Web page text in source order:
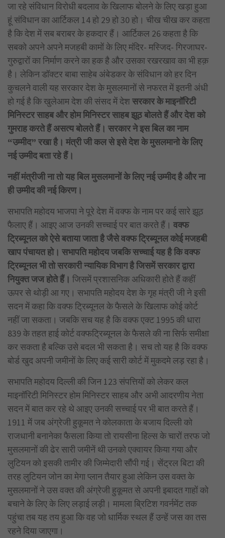
जा रहे संविधान विरोधी बदलाव के खिलाफ बोलने के लिए खड़ा हुआ
हूं संविधान का आर्टिकल 14 हो 29 हो 30 हो। चीख चीख कर कहता
है कि देश में सब बराबर के हकदार हैं। आर्टिकल 26 कहता है कि
सबको अपने अपने मजहबी कामों के लिए मंदिर- मस्जिद- गिरजाघर-
गुरुद्वारों का निर्माण करने का हक है और उसका रखरखाव का भी हक़
है। लेकिन डॉक्टर बाबा साहेब अंबेडकर के संविधान को हर दिन
कुचलने वाली यह सरकार देश के मुसलमानों से नफरत में इतनी अंधी
हो गई है कि खुलेआम देश की संसद में देशसरकार के माइनॉरिटी
मिनिस्टर साहब और होम मिनिस्टर साहब झूठ बोलते हैं और देश को
गुमराह करते हैं असत्य बोलते हैं। सरकार ने इस बिल का नाम
“उम्मीद” रखा है। मंत्री जी कल से इसे देश के मुसलमानो के लिए
नई उम्मीद बता रहे हैं।
नहीं मंत्रीजी ना तो यह बिल मुसलमानों के लिए नई उम्मीद है और ना
ही उम्मीद की नई किरण।
सभापति महोदय भाजपा ने पूरे देश में वक्फ के नाम पर कई सारे झूठ
फैलाए हैं। आइए आज उनकी सच्चाई पर बात करते हैं। वक्फ
ट्रिब्यूनल को ऐसे बताया जाता है जैसे वक्फ ट्रिब्यूनल कोई मजहबी
खाप पंचायत हो। सभापति महोदय जबकि सच्चाई यह है कि वक्फ
ट्रिब्यूनल भी तो सरकारी न्यायिक विभाग है जिसमें सरकार द्वारा
नियुक्त जज होते हैं। जिसमें प्रशासनिक अधिकारी होते हैं कहीं
ऊपर से थोड़ी आ गए। सभापति महोदय देश के गृह मंत्री जी ने इसी
सदन में कहा कि वक्फ ट्रिब्यूनल के फैसले के खिलाफ कोई कोर्ट
नहीं जा सकता। जबकि सच यह है कि वक्फ एक्ट 1995 की धारा
839 के तहत हाई कोर्ट वक्फट्रिब्यूनल के फैसले की ना सिर्फ समीक्षा
कर सकता है बल्कि उसे बदल भी सकता है। सच तो यह है कि वक्फ
बोर्ड खुद अपनी जमीनों के लिए कई सारी कोर्ट में मुकदमे लड़ रहा है।
सभापति महोदय दिल्ली की जिन 123 संपत्तियों को लेकर कल
माइनॉरिटी मिनिस्टर होम मिनिस्टर साहब और अभी आदरणीय नेता
सदन में बात कर रहे थे आइए उनकी सच्चाई पर भी बात करते हैं।
1911 में जब अंग्रेजी हुकूमत ने कोलकाता के बजाय दिल्ली को
राजधानी बनानेका फैसला किया तो रायसीना हिल्स के चारों तरफ जो
मुसलमानों की ढेर सारी जमीनें थी उनको एक्वायर किया गया और
लुटियन को इसकी तामीर की जिम्मेदारी सौंपी गई। सेंट्रल बिटा की
तरह लुटियन जोन का मेगा प्लान तैयार हुआ लेकिन उस वक्त के
मुसलमानों ने उस वक्त की अंग्रेजी हुकूमत से अपनी इबादत गाहों को
बचाने के लिए के लिए लड़ाई लड़ी। मामला ब्रिटिश गवर्नमेंट तक
पहुंचा तब यह तय हुआ कि वह जो धार्मिक स्थल हैं उन्हें जस का तस
रहने दिया जाएगा।